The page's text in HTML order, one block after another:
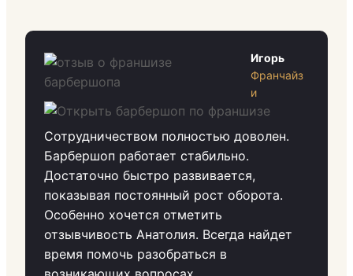
Игорь
Франчайз
и
Сотрудничеством полностью доволен.
Барбершоп работает стабильно.
Достаточно быстро развивается,
показывая постоянный рост оборота.
Особенно хочется отметить
отзывчивость Анатолия. Всегда найдет
время помочь разобраться в